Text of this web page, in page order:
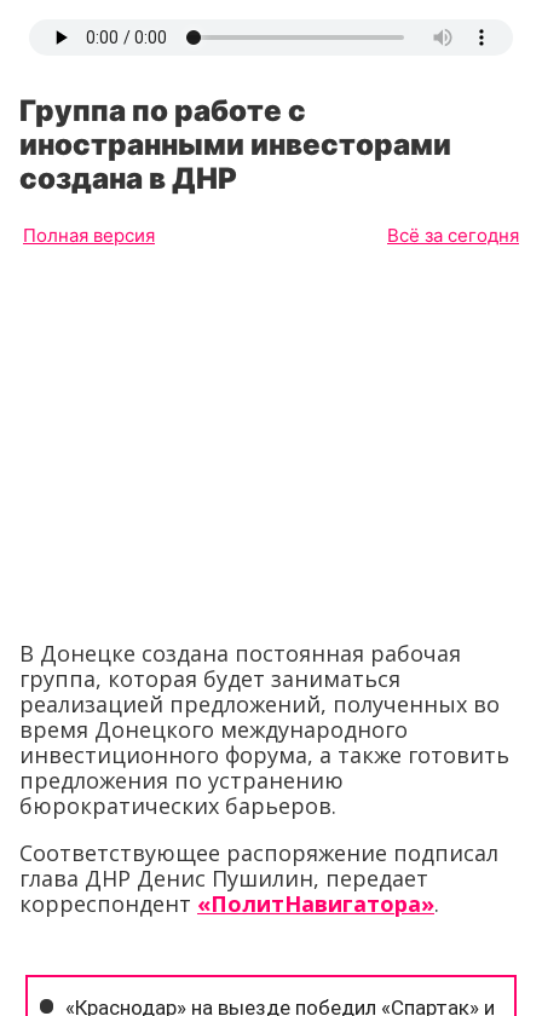
Группа по работе с
иностранными инвесторами
создана в ДНР
Полная версия Всё за сегодня
В Донецке создана постоянная рабочая
группа, которая будет заниматься
реализацией предложений, полученных во
время Донецкого международного
инвестиционного форума, а также готовить
предложения по устранению
бюрократических барьеров.
Соответствующее распоряжение подписал
глава ДНР Денис Пушилин, передает
корреспондент «ПолитНавигатора».